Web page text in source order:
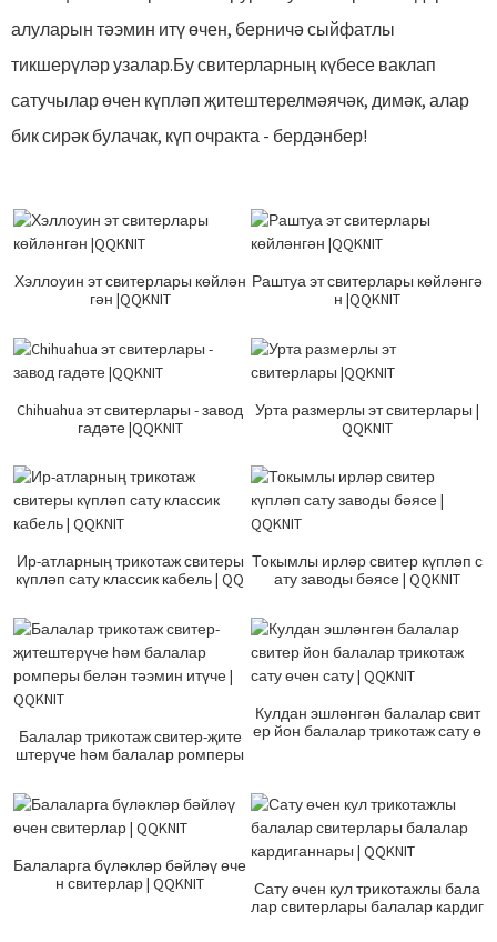
алуларын тәэмин итү өчен, берничә сыйфатлы
тикшерүләр узалар.Бу свитерларның күбесе ваклап
сатучылар өчен күпләп җитештерелмәячәк, димәк, алар
бик сирәк булачак, күп очракта - бердәнбер!
Хэллоуин эт свитерлары көйлән
гән |QQKNIT
Раштуа эт свитерлары көйләнгә
н |QQKNIT
Chihuahua эт свитерлары - завод
гадәте |QQKNIT
Урта размерлы эт свитерлары |
QQKNIT
Ир-атларның трикотаж свитеры
күпләп сату классик кабель | QQ
Токымлы ирләр свитер күпләп с
ату заводы бәясе | QQKNIT
Балалар трикотаж свитер-җите
штерүче һәм балалар ромперы
Кулдан эшләнгән балалар свит
ер йон балалар трикотаж сату ө
Балаларга бүләкләр бәйләү өче
н свитерлар | QQKNIT
Сату өчен кул трикотажлы бала
лар свитерлары балалар кардиг